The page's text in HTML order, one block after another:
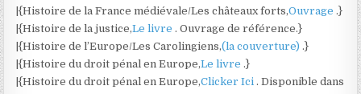
|{Histoire de la France médiévale/Les châteaux forts,Ouvrage.}
|{Histoire de la justice,Le livre. Ouvrage de référence.}
|{Histoire de l’Europe/Les Carolingiens,(la couverture).}
|{Histoire du droit pénal en Europe,Le livre.}
|{Histoire du droit pénal en Europe,Clicker Ici. Disponible dans